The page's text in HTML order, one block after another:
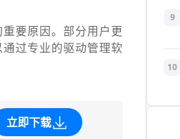
要原因。部分用户更
过专业的驱动管理软
立即下载
9
10